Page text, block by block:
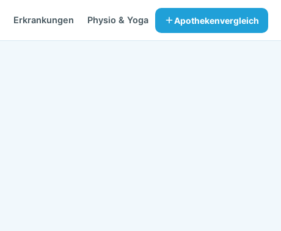
Erkrankungen Physio & Yoga Apothekenvergleich